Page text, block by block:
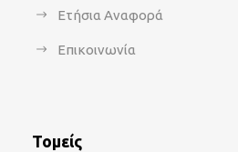
Ετήσια Αναφορά
Επικοινωνία
Τομείς